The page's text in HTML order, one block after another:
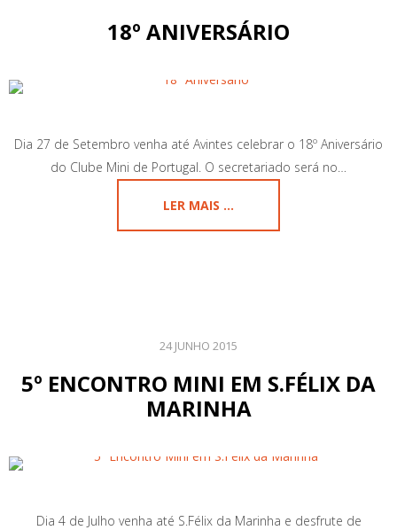
18º ANIVERSÁRIO
Dia 27 de Setembro venha até Avintes celebrar o 18º Aniversário
do Clube Mini de Portugal. O secretariado será no…
LER MAIS ...
24 JUNHO 2015
5º ENCONTRO MINI EM S.FÉLIX DA
MARINHA
Dia 4 de Julho venha até S.Félix da Marinha e desfrute de